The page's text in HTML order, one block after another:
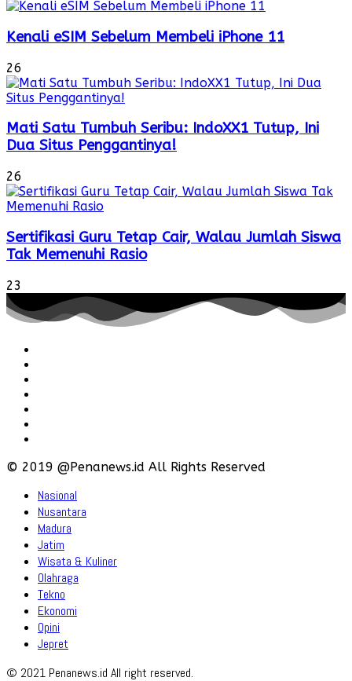
Kenali eSIM Sebelum Membeli iPhone 11
26
Mati Satu Tumbuh Seribu: IndoXX1 Tutup, Ini
Dua Situs Penggantinya!
26
Sertifikasi Guru Tetap Cair, Walau Jumlah Siswa
Tak Memenuhi Rasio
23
© 2019 @Penanews.id All Rights Reserved
Nasional
Nusantara
Madura
Jatim
Wisata & Kuliner
Olahraga
Tekno
Ekonomi
Opini
Jepret
© 2021 Penanews.id All right reserved.